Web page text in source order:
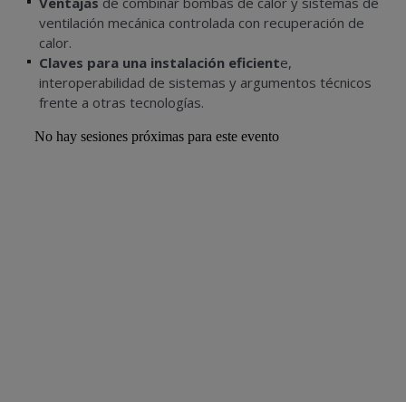
ventilación mecánica controlada con recuperación de
calor.
Claves para una instalación eficiente,
interoperabilidad de sistemas y argumentos técnicos
frente a otras tecnologías.